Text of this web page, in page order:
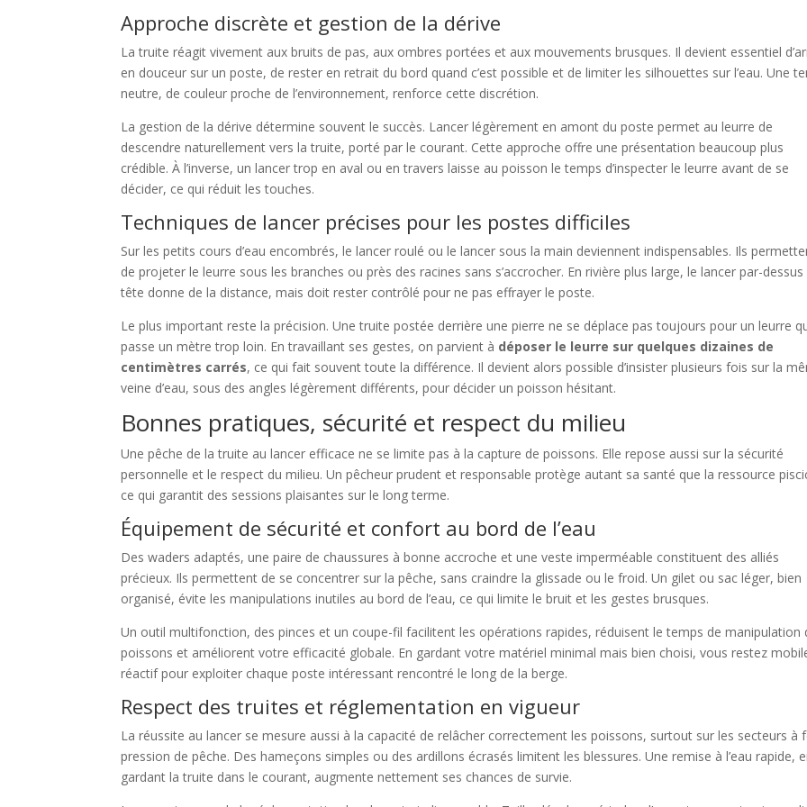
Approche discrète et gestion de la dérive
La truite réagit vivement aux bruits de pas, aux ombres portées et aux mouvements brusques. Il devient essentiel
en douceur sur un poste, de rester en retrait du bord quand c’est possible et de limiter les silhouettes sur l’eau. Une
neutre, de couleur proche de l’environnement, renforce cette discrétion.
La gestion de la dérive détermine souvent le succès. Lancer légèrement en amont du poste permet au leurre de
descendre naturellement vers la truite, porté par le courant. Cette approche offre une présentation beaucoup plus
crédible. À l’inverse, un lancer trop en aval ou en travers laisse au poisson le temps d’inspecter le leurre avant de se
décider, ce qui réduit les touches.
Techniques de lancer précises pour les postes difficiles
Sur les petits cours d’eau encombrés, le lancer roulé ou le lancer sous la main deviennent indispensables. Ils
de projeter le leurre sous les branches ou près des racines sans s’accrocher. En rivière plus large, le lancer par-dessus
tête donne de la distance, mais doit rester contrôlé pour ne pas effrayer le poste.
Le plus important reste la précision. Une truite postée derrière une pierre ne se déplace pas toujours pour un leurre
passe un mètre trop loin. En travaillant ses gestes, on parvient à déposer le leurre sur quelques dizaines de
centimètres carrés, ce qui fait souvent toute la différence. Il devient alors possible d’insister plusieurs fois sur la
veine d’eau, sous des angles légèrement différents, pour décider un poisson hésitant.
Bonnes pratiques, sécurité et respect du milieu
Une pêche de la truite au lancer efficace ne se limite pas à la capture de poissons. Elle repose aussi sur la sécurité
personnelle et le respect du milieu. Un pêcheur prudent et responsable protège autant sa santé que la ressource
ce qui garantit des sessions plaisantes sur le long terme.
Équipement de sécurité et confort au bord de l’eau
Des waders adaptés, une paire de chaussures à bonne accroche et une veste imperméable constituent des alliés
précieux. Ils permettent de se concentrer sur la pêche, sans craindre la glissade ou le froid. Un gilet ou sac léger, bien
organisé, évite les manipulations inutiles au bord de l’eau, ce qui limite le bruit et les gestes brusques.
Un outil multifonction, des pinces et un coupe-fil facilitent les opérations rapides, réduisent le temps de manipulation
poissons et améliorent votre efficacité globale. En gardant votre matériel minimal mais bien choisi, vous restez
réactif pour exploiter chaque poste intéressant rencontré le long de la berge.
Respect des truites et réglementation en vigueur
La réussite au lancer se mesure aussi à la capacité de relâcher correctement les poissons, surtout sur les secteurs à
pression de pêche. Des hameçons simples ou des ardillons écrasés limitent les blessures. Une remise à l’eau rapide,
gardant la truite dans le courant, augmente nettement ses chances de survie.